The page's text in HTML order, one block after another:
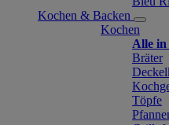
Kochen & Backen
Kochen
Alle in
Bräter
Töpfe